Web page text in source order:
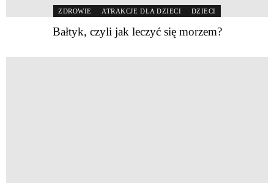
ZDROWIE ATRAKCJE DLA DZIECI DZIECI
Bałtyk, czyli jak leczyć się morzem?